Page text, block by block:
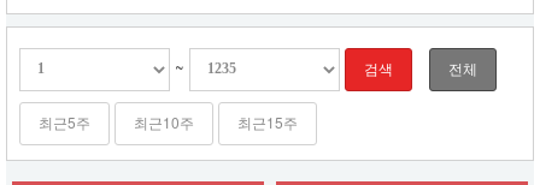
분
~ 검색 전체
최근5주 최근10주 최근15주